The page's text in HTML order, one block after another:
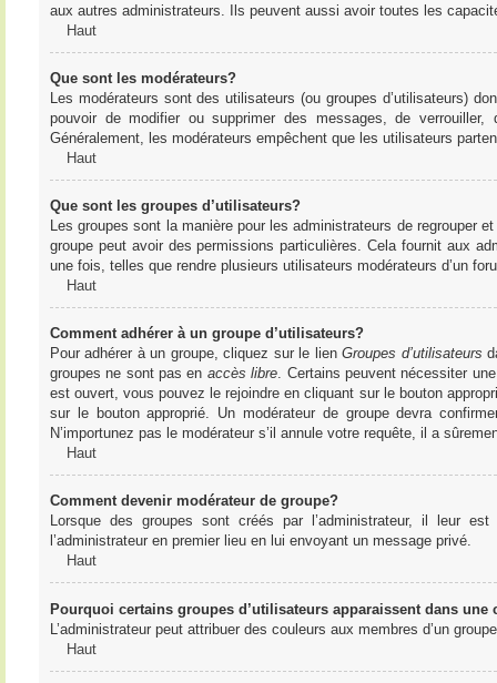
aux autres administrateurs. Ils peuvent aussi avoir toutes les
Haut
Que sont les modérateurs?
Les modérateurs sont des utilisateurs (ou groupes d’utilisateurs)
pouvoir de modifier ou supprimer des messages, de
Généralement, les modérateurs empêchent que les utilisateurs
Haut
Que sont les groupes d’utilisateurs?
Les groupes sont la manière pour les administrateurs de regrouper
groupe peut avoir des permissions particulières. Cela fournit aux
une fois, telles que rendre plusieurs utilisateurs modérateurs d’un
Haut
Comment adhérer à un groupe d’utilisateurs?
Pour adhérer à un groupe, cliquez sur le lienGroupes d’utilisateurs
groupes ne sont pas en accès libre. Certains peuvent nécessiter
est ouvert, vous pouvez le rejoindre en cliquant sur le bouton
sur le bouton approprié. Un modérateur de groupe devra
N’importunez pas le modérateur s’il annule votre requête, il a
Haut
Comment devenir modérateur de groupe?
Lorsque des groupes sont créés par l’administrateur, il leur
l’administrateur en premier lieu en lui envoyant un message privé.
Haut
Pourquoi certains groupes d’utilisateurs apparaissent dans une
L’administrateur peut attribuer des couleurs aux membres d’un
Haut